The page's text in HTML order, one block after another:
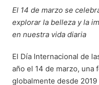
El 14 de marzo se
explorar la belleza y la
en nuestra vida diaria
El Día Internacional de
año el 14 de marzo, una
globalmente desde